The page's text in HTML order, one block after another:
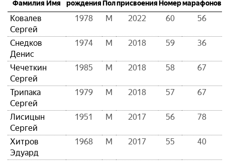
Фамилия Имя
рождения Полприсвоения Номермарафонов
Ковалев
Сергей
1978 М 2022 60 56
Снедков
Денис
1974 М 2018 59 36
Чечеткин
Сергей
1985 М 2018 58 67
Трипака
Сергей
1979 М 2018 57 67
Лисицын
Сергей
1951 М 2017 56 78
Хитров
Эдуард
1968 М 2017 55 40